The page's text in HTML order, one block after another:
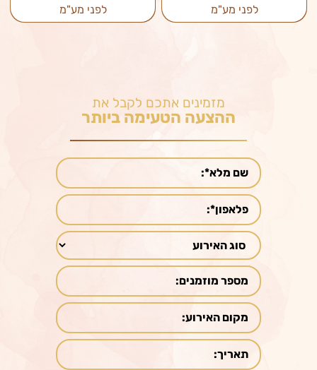
לפני מע"מ
לפני מע"מ
מזמינים אתכם לקבל את
ההצעה הטעימה ביותר